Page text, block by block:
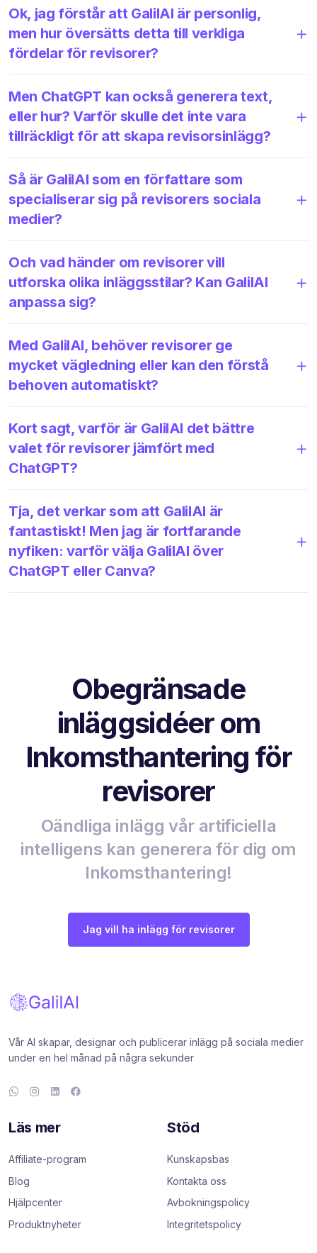
Ok, jag förstår att GalilAI är personlig,
men hur översätts detta till verkliga
fördelar för revisorer?
Men ChatGPT kan också generera text,
eller hur? Varför skulle det inte vara
tillräckligt för att skapa revisorsinlägg?
Så är GalilAI som en författare som
specialiserar sig på revisorers sociala
medier?
Och vad händer om revisorer vill
utforska olika inläggsstilar? Kan GalilAI
anpassa sig?
Med GalilAI, behöver revisorer ge
mycket vägledning eller kan den förstå
behoven automatiskt?
Kort sagt, varför är GalilAI det bättre
valet för revisorer jämfört med
ChatGPT?
Tja, det verkar som att GalilAI är
fantastiskt! Men jag är fortfarande
nyfiken: varför välja GalilAI över
ChatGPT eller Canva?
Obegränsade
inläggsidéer om
Inkomsthantering för
revisorer
Oändliga inlägg vår artificiella
intelligens kan generera för dig om
Inkomsthantering!
Jag vill ha inlägg för revisorer
Vår AI skapar, designar och publicerar inlägg på sociala medier
under en hel månad på några sekunder
Läs mer
Affiliate-program
Blog
Hjälpcenter
Produktnyheter
Stöd
Kunskapsbas
Kontakta oss
Avbokningspolicy
Integritetspolicy